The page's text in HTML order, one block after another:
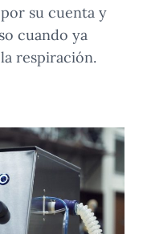
su cuenta y
cuando ya
respiración.